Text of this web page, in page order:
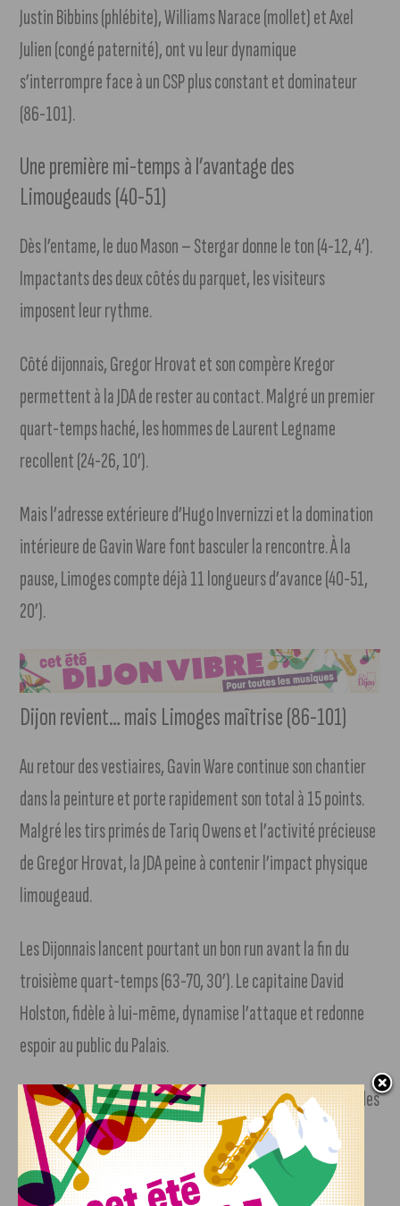
Justin Bibbins (phlébite), Williams Narace (mollet) et Axel
Julien (congé paternité), ont vu leur dynamique
s’interrompre face à un CSP plus constant et dominateur
(86-101).
Une première mi-temps à l’avantage des
Limougeauds (40-51)
Dès l’entame, le duo Mason – Stergar donne le ton (4-12, 4’).
Impactants des deux côtés du parquet, les visiteurs
imposent leur rythme.
Côté dijonnais, Gregor Hrovat et son compère Kregor
permettent à la JDA de rester au contact. Malgré un premier
quart-temps haché, les hommes de Laurent Legname
recollent (24-26, 10’).
Mais l’adresse extérieure d’Hugo Invernizzi et la domination
intérieure de Gavin Ware font basculer la rencontre. À la
pause, Limoges compte déjà 11 longueurs d’avance (40-51,
20’).
Dijon revient… mais Limoges maîtrise (86-101)
Au retour des vestiaires, Gavin Ware continue son chantier
dans la peinture et porte rapidement son total à 15 points.
Malgré les tirs primés de Tariq Owens et l’activité précieuse
de Gregor Hrovat, la JDA peine à contenir l’impact physique
limougeaud.
Les Dijonnais lancent pourtant un bon run avant la fin du
troisième quart-temps (63-70, 30’). Le capitaine David
Holston, fidèle à lui-même, dynamise l’attaque et redonne
espoir au public du Palais.
Mais dans le money-time, Frank Mason prend les commandes
et sécurise l’avance du CSP. Limoges s’impose finalement
86-101 et met fin à la série d’invincibilité dijonnaise à
domicile.